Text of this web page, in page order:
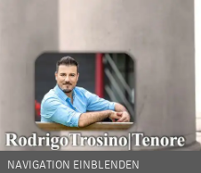
NAVIGATION EINBLENDEN